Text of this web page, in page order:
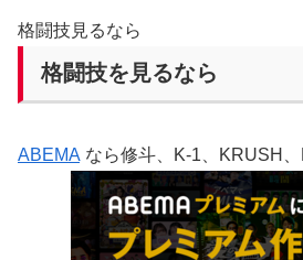
格闘技見るなら
格闘技を見るなら
ABEMA なら修斗、K-1、KRUSH